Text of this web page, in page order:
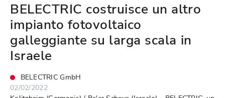
BELECTRIC costruisce un altro
impianto fotovoltaico
galleggiante su larga scala in
Israele
BELECTRIC GmbH
02/02/2022